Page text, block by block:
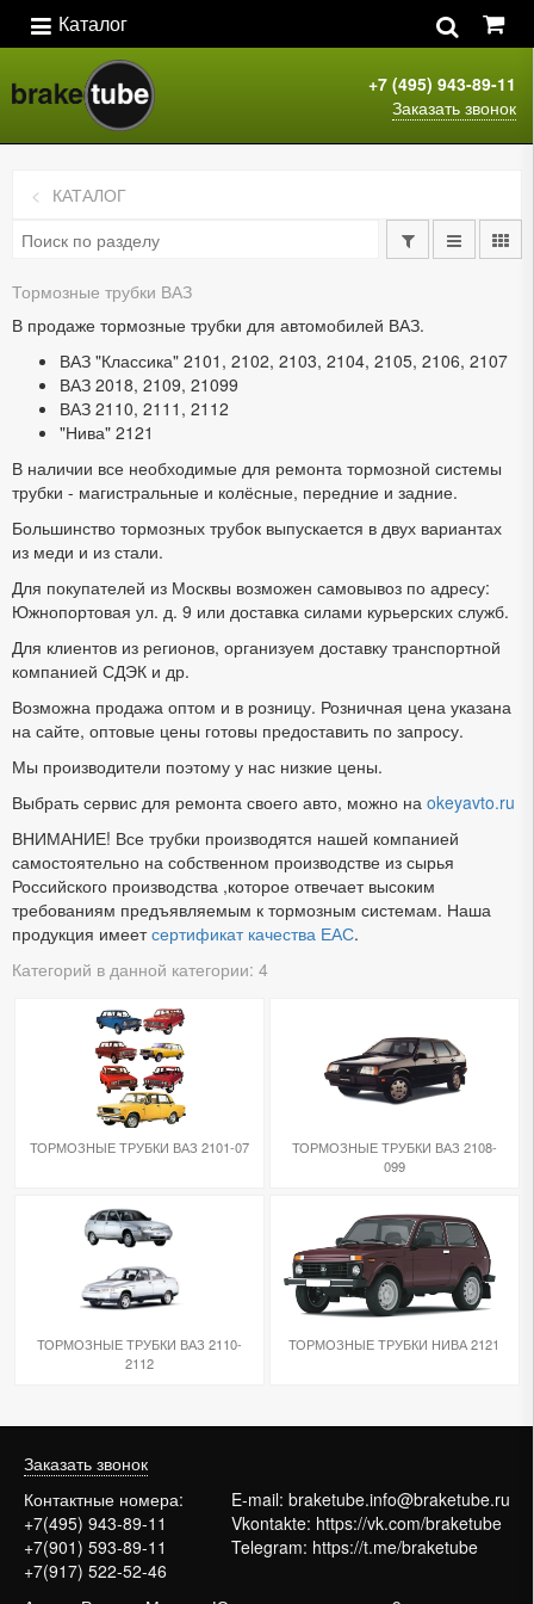
Каталог
+7 (495) 943-89-11
Заказать звонок
КАТАЛОГ
Тормозные трубки ВАЗ
В продаже тормозные трубки для автомобилей ВАЗ.
ВАЗ "Классика" 2101, 2102, 2103, 2104, 2105, 2106, 2107
ВАЗ 2018, 2109, 21099
ВАЗ 2110, 2111, 2112
"Нива" 2121
В наличии все необходимые для ремонта тормозной системы
трубки - магистральные и колёсные, передние и задние.
Большинство тормозных трубок выпускается в двух вариантах
из меди и из стали.
Для покупателей из Москвы возможен самовывоз по адресу:
Южнопортовая ул. д. 9 или доставка силами курьерских служб.
Для клиентов из регионов, организуем доставку транспортной
компанией СДЭК и др.
Возможна продажа оптом и в розницу. Розничная цена указана
на сайте, оптовые цены готовы предоставить по запросу.
Мы производители поэтому у нас низкие цены.
Выбрать сервис для ремонта своего авто, можно на okeyavto.ru
ВНИМАНИЕ! Все трубки производятся нашей компанией
самостоятельно на собственном производстве из сырья
Российского производства ,которое отвечает высоким
требованиям предъявляемым к тормозным системам. Наша
продукция имеетсертификат качества ЕАС.
Категорий в данной категории: 4
ТОРМОЗНЫЕ ТРУБКИ ВАЗ 2101-07
ТОРМОЗНЫЕ ТРУБКИ ВАЗ 2108-
099
ТОРМОЗНЫЕ ТРУБКИ ВАЗ 2110-
2112
ТОРМОЗНЫЕ ТРУБКИ НИВА 2121
Заказать звонок
Контактные номера:
+7(495) 943-89-11
+7(901) 593-89-11
+7(917) 522-52-46
E-mail: braketube.info@braketube.ru
Vkontakte: https://vk.com/braketube
Telegram: https://t.me/braketube